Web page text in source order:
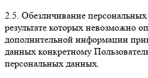
2.5. Обезличивание
результате которых невозможно
дополнительной информации
данных конкретному
персональных данных.